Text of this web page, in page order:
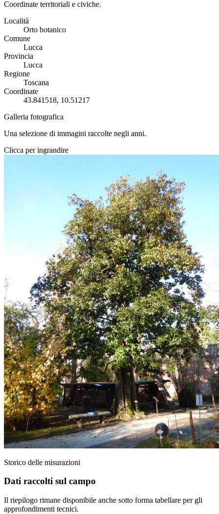
Coordinate territoriali e civiche.
Località
Orto botanico
Comune
Lucca
Provincia
Lucca
Regione
Toscana
Coordinate
43.841518, 10.51217
Galleria fotografica
Una selezione di immagini raccolte negli anni.
Clicca per ingrandire
Storico delle misurazioni
Dati raccolti sul campo
Il riepilogo rimane disponibile anche sotto forma tabellare per gli
approfondimenti tecnici.